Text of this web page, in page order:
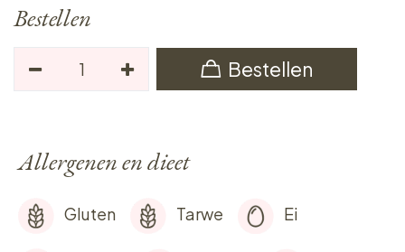
Bestellen
Bestellen
Allergenen en dieet
Gluten Tarwe Ei